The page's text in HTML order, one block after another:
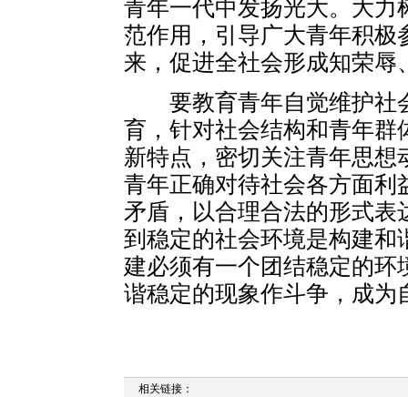
青年一代中发扬光大。大力
范作用，引导广大青年积极
来，促进全社会形成知荣
要教育青年自觉维护社
育，针对社会结构和青年群
新特点，密切关注青年思
青年正确对待社会各方面利
矛盾，以合理合法的形式
到稳定的社会环境是构建
建必须有一个团结稳定的
谐稳定的现象作斗争，成为
相关链接：